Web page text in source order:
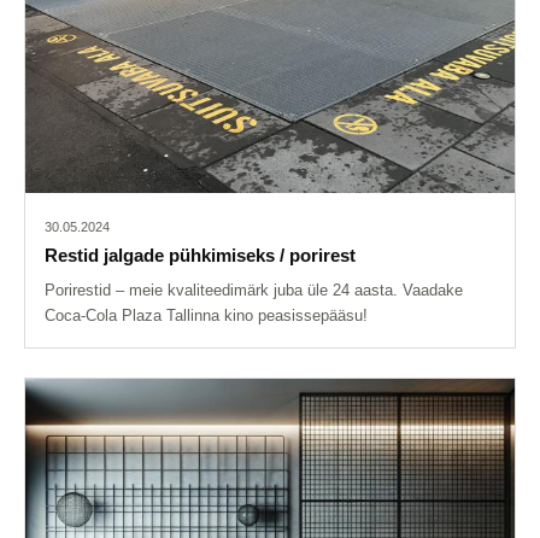
30.05.2024
Restid jalgade pühkimiseks / porirest
Porirestid – meie kvaliteedimärk juba üle 24 aasta. Vaadake
Coca-Cola Plaza Tallinna kino peasissepääsu!